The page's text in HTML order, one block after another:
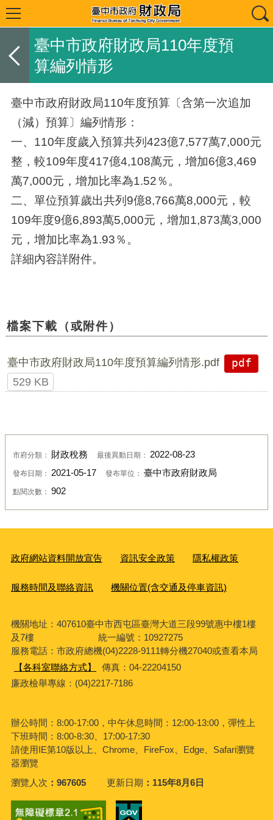
臺中市政府財政局110年度預
算編列情形
臺中市政府財政局110年度預算〔含第一次追加
（減）預算〕編列情形：
一、110年度歲入預算共列423億7,577萬7,000元
整，較109年度417億4,108萬元，增加6億3,469
萬7,000元，增加比率為1.52％。
二、單位預算歲出共列9億8,766萬8,000元，較
109年度9億6,893萬5,000元，增加1,873萬3,000
元，增加比率為1.93％。
詳細內容詳附件。
檔案下載（或附件）
臺中市政府財政局110年度預算編列情形.pdf
pdf
529 KB
市府分類： 財政稅務 最後異動日期： 2022-08-23
發布日期： 2021-05-17 發布單位： 臺中市政府財政局
點閱次數： 902
政府網站資料開放宣告 資訊安全政策 隱私權政策
服務時間及聯絡資訊 機關位置(含交通及停車資訊)
機關地址：407610臺中市西屯區臺灣大道三段99號惠中樓1樓
及7樓 統一編號：10927275
服務電話：市政府總機(04)2228-9111轉分機27040或查看本局
【各科室聯絡方式】
傳真：04-22204150
廉政檢舉專線：(04)2217-7186
辦公時間：8:00-17:00，中午休息時間：12:00-13:00，彈性上
下班時間：8:00-8:30、17:00-17:30
請使用IE第10版以上、Chrome、FireFox、Edge、Safari瀏覽
器瀏覽
瀏覽人次
967605 更新日期 115年8月6日